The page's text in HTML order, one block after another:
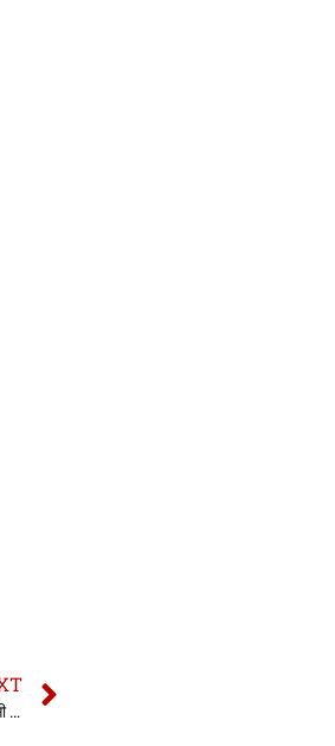
सीआरपीसी की धारा 233 | 233 CrPC in hindi